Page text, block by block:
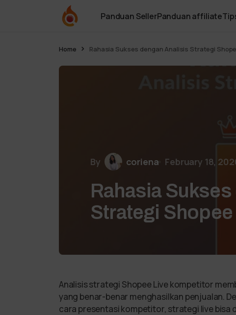
Panduan SellerPanduan affiliate
Home Rahasia Sukses dengan Analisis Strategi
By coriena February 18,
Rahasia
Strategi
Analisis strategi Shopee Live kompetitor
yang benar-benar menghasilkan penjualan.
cara presentasi kompetitor, strategi live bisa